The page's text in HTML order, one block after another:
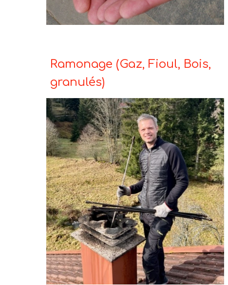
Ramonage (Gaz, Fioul, Bois,
granulés)